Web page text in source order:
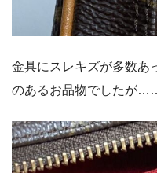
金具にスレキズが多数あ
のあるお品物でしたが